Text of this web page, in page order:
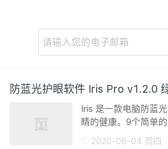
防蓝光护眼软件 Iris Pro v1.2.0
Iris 是一款电脑防蓝
睛的健康。9个简单
读，编程，
2020-06-04 周四